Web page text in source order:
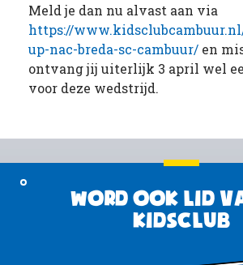
Meld je dan nu alvast aan via
https://
up-nac-breda-sc-cambuur/ en
ontvang jij uiterlijk 3 april wel
voor deze wedstrijd.
Word ook lid
KidsClub